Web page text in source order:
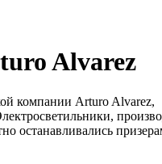
Alvarez
компании Arturo Alvarez,
останавливались